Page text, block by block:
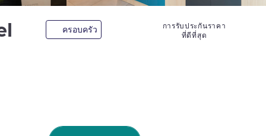
3 ดาวครอบครัว
การรับประกันราคา
ที่ดีที่สุด